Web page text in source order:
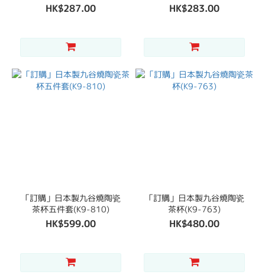
HK$287.00 HK$283.00
「訂購」日本製九谷燒陶瓷
茶杯五件套(K9-810)
HK$599.00
「訂購」日本製九谷燒陶瓷
茶杯(K9-763)
HK$480.00